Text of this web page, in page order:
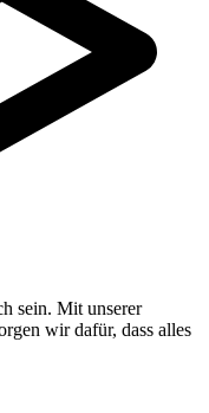
sein. Mit unserer
wir dafür, dass alles